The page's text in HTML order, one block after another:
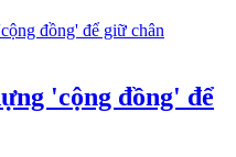
'cộng đồng' để